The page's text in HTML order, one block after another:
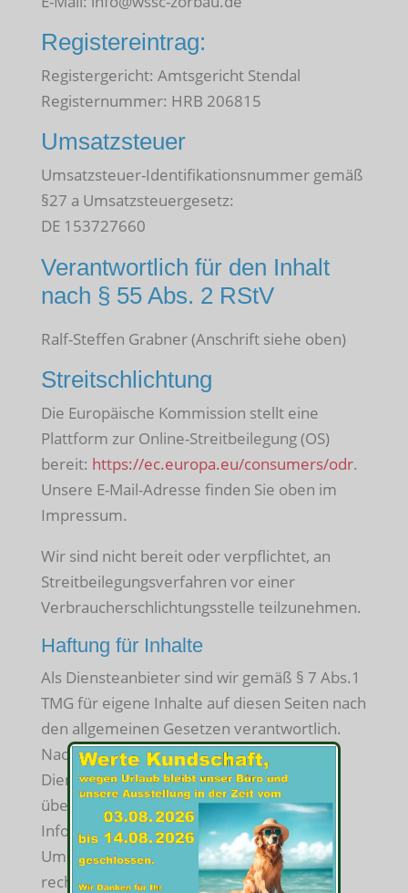
Registereintrag:
Registergericht: Amtsgericht Stendal
Registernummer: HRB 206815
Umsatzsteuer
Umsatzsteuer-Identifikationsnummer gemäß
§27 a Umsatzsteuergesetz:
DE 153727660
Verantwortlich für den Inhalt
nach § 55 Abs. 2 RStV
Ralf-Steffen Grabner (Anschrift siehe oben)
Streitschlichtung
Die Europäische Kommission stellt eine
Plattform zur Online-Streitbeilegung (OS)
bereit: https://ec.europa.eu/consumers/odr.
Unsere E-Mail-Adresse finden Sie oben im
Impressum.
Wir sind nicht bereit oder verpflichtet, an
Streitbeilegungsverfahren vor einer
Verbraucherschlichtungsstelle teilzunehmen.
Haftung für Inhalte
Als Diensteanbieter sind wir gemäß § 7 Abs.1
TMG für eigene Inhalte auf diesen Seiten nach
den allgemeinen Gesetzen verantwortlich.
Nach §§ 8 bis 10 TMG sind wir als
Diensteanbieter jedoch nicht verpflichtet,
übermittelte oder gespeicherte fremde
Informationen zu überwachen oder nach
Umständen zu forschen, die auf eine
rechtswidrige Tätigkeit hinweisen.